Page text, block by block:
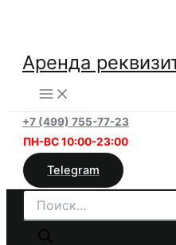
содержимому
Аренда
+7 (499) 755-77-23
ПН-ВС 10:00-23:00
Telegram
Поиск
товаров